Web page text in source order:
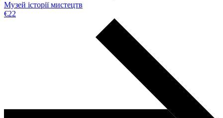
Музей історії мистецтв
€22